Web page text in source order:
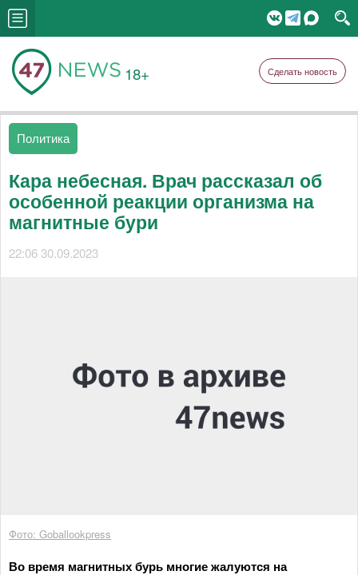
18+ Сделать новость
Политика
Кара небесная. Врач рассказал об
особенной реакции организма на
магнитные бури
22:06 30.09.2023
Фото: Goballookpress
Во время магнитных бурь многие жалуются на